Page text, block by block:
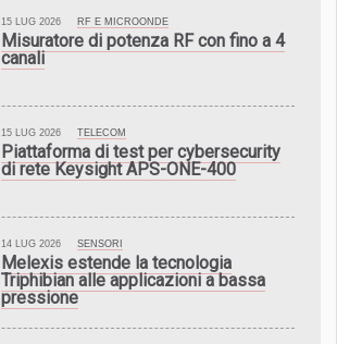
15 LUG 2026 RF E MICROONDE
Misuratore di potenza RF con fino a 4
canali
15 LUG 2026 TELECOM
Piattaforma di test per cybersecurity
di rete Keysight APS-ONE-400
14 LUG 2026 SENSORI
Melexis estende la tecnologia
Triphibian alle applicazioni a bassa
pressione